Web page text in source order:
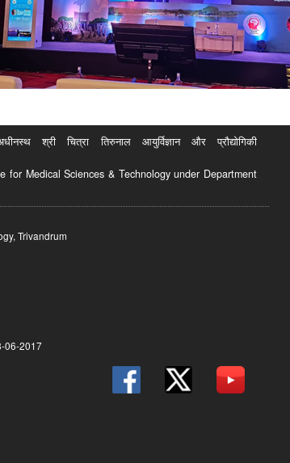
श्री चित्रा तिरुनाल आयुर्विज्ञान और प्रौद्योगिकी
Medical Sciences & Technology under Department
Trivandrum
06-2017